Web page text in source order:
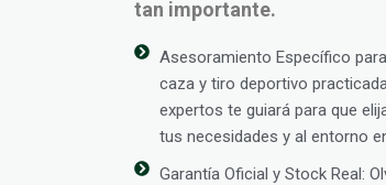
tan importante.
Asesoramiento Específico
caza y tiro deportivo
expertos te guiará para que
tus necesidades y al entorno
Garantía Oficial y Stock Real: